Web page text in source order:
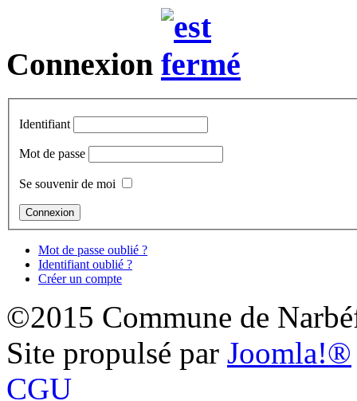
Connexion
Identifiant
Mot de passe
Se souvenir de moi
Mot de passe oublié ?
Identifiant oublié ?
Créer un compte
©2015 Commune de
Site propulsé par Joomla!®
CGU